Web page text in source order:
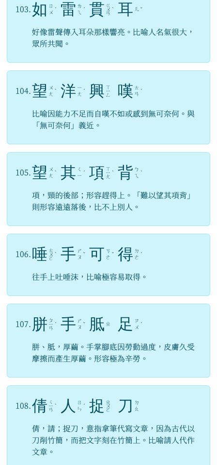
103. 如 ㄖ
ㄨ ˊ 雷 ㄌ
ㄟ
ˊ 貫 ㄍ
ㄨ
ㄢ
ˋ 耳 ㄦ ˇ
好像雷聲傳入耳朵那樣響亮。比喻人名氣很大，
眾所共聞。
104. 望
ㄨ
ㄤ ˋ 洋 ㄧ
ㄤ ˊ 興 ㄒ
ㄧ
ㄥ 嘆 ㄊ
ㄢ ˋ
比喻因能力不足而自嘆不如或感到無可奈何。與
「無可奈何」義近。
105. 望
ㄨ
ㄤ ˋ 其 ㄑ
ㄧ ˊ 項 ㄒ
ㄧ
ㄤ
ˋ 背 ㄅ
ㄟ ˋ
項，頸的後部；形容趕得上。「難以望其項背」
則形容遠遠落後，比不上別人。
106. 唾 ㄊ
ㄨ
ㄛ
ˋ 手 ㄕ
ㄡ ˇ 可 ㄎ
ㄜ ˇ 得 ㄉ
ㄜ ˊ
往手上吐唾沫，比喻極容易取得。
107. 胼 ㄆ
ㄧ
ㄢ
ˊ 手 ㄕ
ㄡ ˇ 胝 ㄓ 足
ㄗ
ㄨ ˊ
胼、胝，厚繭。手掌腳底因勞動過度，皮膚久受
摩擦而產生厚繭。形容極為辛勞。
108. 倩 ㄑ
ㄧ
ㄢ
ˋ 人
ㄖ
ㄣ ˊ 捉 ㄓ
ㄨ
ㄛ 刀
ㄉ
ㄠ
倩，請；捉刀，意指拿筆代寫文章，因為古代以
刀削竹簡，而把文字刻在竹簡上。比喻請人代作
文章。